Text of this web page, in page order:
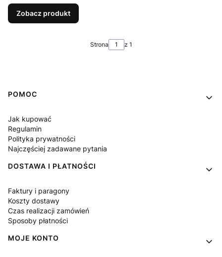
Zobacz produkt
Strona z 1
Linki w stopce
POMOC
Jak kupować
Regulamin
Polityka prywatności
Najczęściej zadawane pytania
DOSTAWA I PŁATNOŚCI
Faktury i paragony
Koszty dostawy
Czas realizacji zamówień
Sposoby płatności
MOJE KONTO